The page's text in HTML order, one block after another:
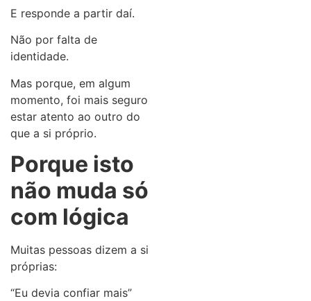
E responde a partir daí.
Não por falta de
identidade.
Mas porque, em algum
momento, foi mais seguro
estar atento ao outro do
que a si próprio.
Porque isto
não muda só
com lógica
Muitas pessoas dizem a si
próprias:
“Eu devia confiar mais”